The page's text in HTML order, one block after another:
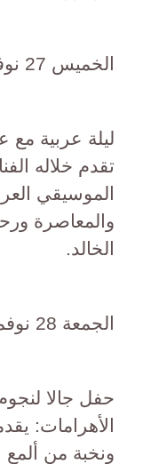
الخميس 27 نوفمبر 2025
ليلة عربية مع
تقدم خلاله
الموسيقي
والمعاصرة
الخالد.
الجمعة 28 نوفمبر 2025
حفل جالا
الأهرامات:
ونخبة من